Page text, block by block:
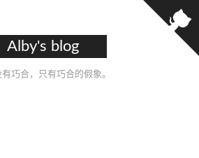
Alby's blog
巧合，只有巧合的假象。